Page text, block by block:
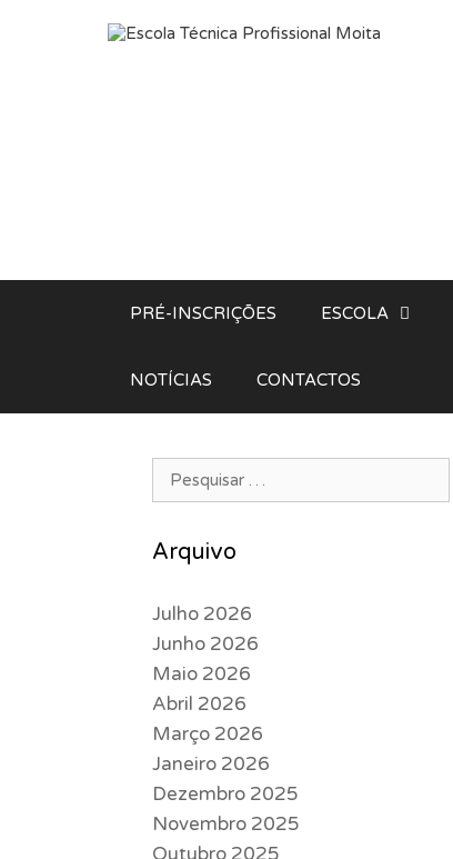
PRÉ-INSCRIÇÕES ESCOLA
NOTÍCIAS CONTACTOS
Pesquisar por:
Arquivo
Julho 2026
Junho 2026
Maio 2026
Abril 2026
Março 2026
Janeiro 2026
Dezembro 2025
Novembro 2025
Outubro 2025